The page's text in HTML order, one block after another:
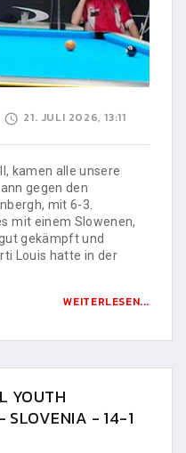
21. JULI 2026, 13:11
kamen alle unsere
gegen den
mit 6-3.
mit einem Slowenen,
gekämpft und
Louis hatte in der
WEITERLESEN...
YOUTH
SLOVENIA - 14-1